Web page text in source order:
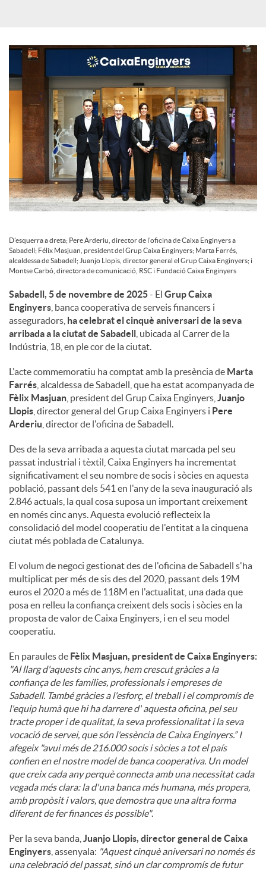
c
o
n
t
i
n
g
u
t
s
D'esquerra a dreta; Pere Arderiu, director de l'oficina de Caixa Enginyers a
Sabadell; Félix Masjuan, president del Grup Caixa Enginyers; Marta Farrés,
alcaldessa de Sabadell; Juanjo Llopis, director general el Grup Caixa Enginyers; i
Montse Carbó, directora de comunicació, RSC i Fundació Caixa Enginyers
Sabadell, 5 de novembre de 2025- El Grup Caixa
Enginyers , banca cooperativa de serveis financers i
asseguradors, ha celebrat el cinquè aniversari de la seva
arribada a la ciutat de Sabadell , ubicada al Carrer de la
Indústria, 18, en ple cor de la ciutat.
L'acte commemoratiu ha comptat amb la presència de Marta
Farrés , alcaldessa de Sabadell, que ha estat acompanyada de
Fèlix Masjuan , president del Grup Caixa Enginyers, Juanjo
Llopis , director general del Grup Caixa Enginyers i Pere
Arderiu , director de l'oficina de Sabadell.
Des de la seva arribada a aquesta ciutat marcada pel seu
passat industrial i tèxtil, Caixa Enginyers ha incrementat
significativament el seu nombre de socis i sòcies en aquesta
població, passant dels 541 en l'any de la seva inauguració als
2.846 actuals, la qual cosa suposa un important creixement
en només cinc anys. Aquesta evolució reflecteix la
consolidació del model cooperatiu de l'entitat a la cinquena
ciutat més poblada de Catalunya.
El volum de negoci gestionat des de l'oficina de Sabadell s'ha
multiplicat per més de sis des del 2020, passant dels 19M
euros el 2020 a més de 118M en l'actualitat, una dada que
posa en relleu la confiança creixent dels socis i sòcies en la
proposta de valor de Caixa Enginyers, i en el seu model
cooperatiu.
En paraules de Fèlix Masjuan, president de Caixa Enginyers:
"Al llarg d'aquests cinc anys, hem crescut gràcies a la
confiança de les famílies, professionals i empreses de
Sabadell. També gràcies a l'esforç, el treball i el compromís de
l'equip humà que hi ha darrere d' aquesta oficina, pel seu
tracte proper i de qualitat, la seva professionalitat i la seva
vocació de servei, que són l'essència de Caixa Enginyers.” I
afegeix "avui més de 216.000 socis i sòcies a tot el país
confien en el nostre model de banca cooperativa. Un model
que creix cada any perquè connecta amb una necessitat cada
vegada més clara: la d'una banca més humana, més propera,
amb propòsit i valors, que demostra que una altra forma
diferent de fer finances és possible".
Per la seva banda, Juanjo Llopis, director general de Caixa
Enginyers , assenyala: "Aquest cinquè aniversari no només és
una celebració del passat, sinó un clar compromís de futur